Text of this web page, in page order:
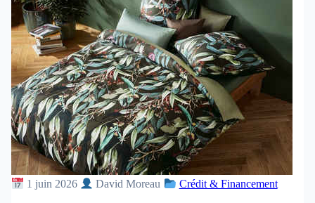
1 juin 2026 David Moreau Crédit & Financement